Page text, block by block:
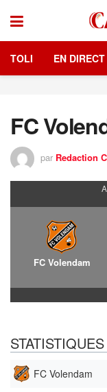
TOLI EN DIRECT
FC
par Redaction
FC Volendam
FC Volendam